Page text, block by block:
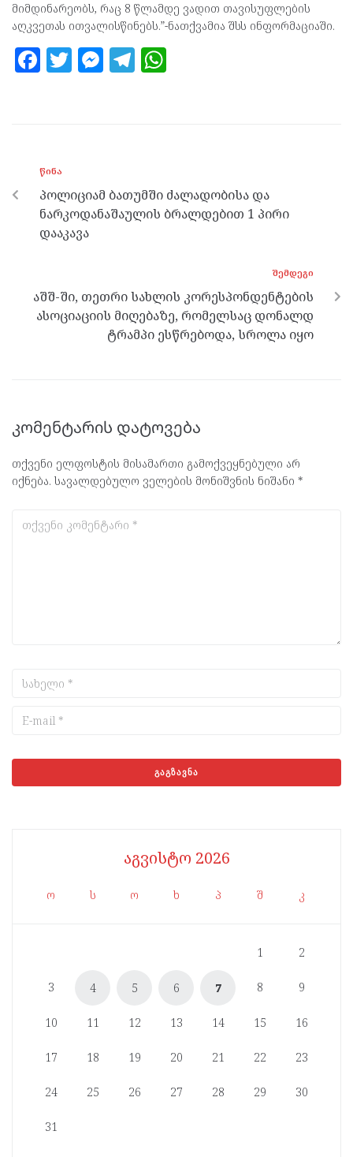
მიმდინარეობს, რაც 8 წლამდე ვადით თავისუფლების
აღკვეთას ითვალისწინებს.”-ნათქვამია შსს ინფორმაციაში.
F
o
o
k
T M
er
T
m p
p
ᲬᲘᲜᲐ
პოლიციამ ბათუმში ძალადობისა და
ნარკოდანაშაულის ბრალდებით 1 პირი
დააკავა
ᲨᲔᲛᲓᲔᲒᲘ
აშშ-ში, თეთრი სახლის კორესპონდენტების
ასოციაციის მიღებაზე, რომელსაც დონალდ
ტრამპი ესწრებოდა, სროლა იყო
კომენტარის დატოვება
თქვენი ელფოსტის მისამართი გამოქვეყნებული არ
იქნება. სავალდებულო ველების მონიშვნის ნიშანი *
აგვისტო 2026
ო ს ო ხ პ შ კ
1 2
3 4 5 6 7 8 9
10 11 12 13 14 15 16
17 18 19 20 21 22 23
24 25 26 27 28 29 30
31